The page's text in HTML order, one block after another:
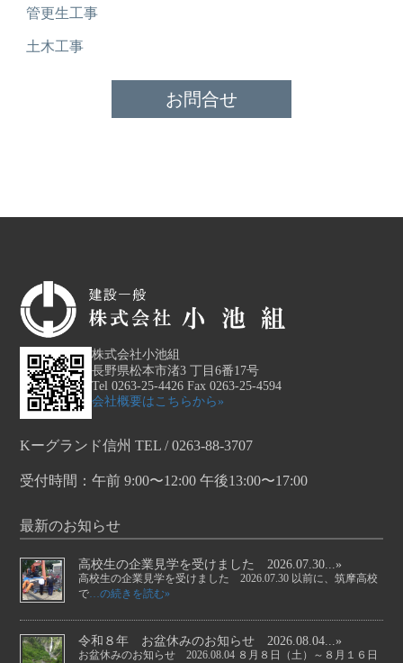
管更生工事
土木工事
お問合せ
株式会社小池組
長野県松本市渚3 丁目6番17号
Tel 0263-25-4426 Fax 0263-25-4594
会社概要はこちらから»
Kーグランド信州 TEL / 0263-88-3707
受付時間：午前 9:00〜12:00 午後13:00〜17:00
最新のお知らせ
高校生の企業見学を受けました 2026.07.30...»
高校生の企業見学を受けました 2026.07.30 以前に、筑摩高校
で…の続きを読む»
令和８年 お盆休みのお知らせ 2026.08.04...»
お盆休みのお知らせ 2026.08.04 ８月８日（土）～８月１６日